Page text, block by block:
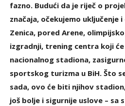
fazno. Budući da je riječ o
značaja, očekujemo uključenje
Zenica, pored Arene,
izgradnji, trening centra koji
nacionalnog stadiona,
sportskog turizma u BiH. Što
sada, ovo će biti njihov
još bolje i sigurnije uslove – sa